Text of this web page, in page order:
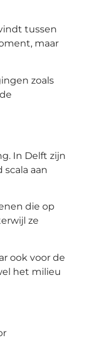
tussen
maar
zoals
In Delft zijn
aan
die op
ze
ook voor de
het milieu